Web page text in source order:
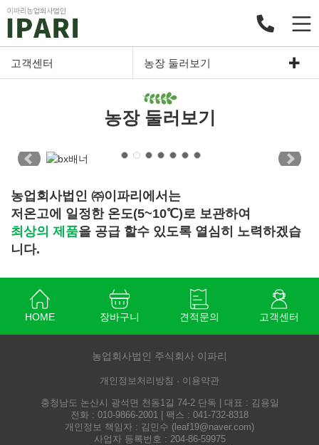
고객센터 농장 둘러보기
농장 둘러보기
농업회사법인 ㈜이파리에서는
저온고에 일정한 온도(5~10℃)로 보관하여
최상의 제품을 공급 할수 있도록 열심히 노력하겠습
니다.
HOME 장바구니 견적문의 고객센터
농업회사법인 주식회사 이파리
개인정보처리방침 · 이용약관
충청남도 논산시 광석면 천동1길 74-2 단독 | 대표 : 김용일
전화 : 010-9866-2001 | 팩스 : 041-732-8318
개인정보 책임자 : 김민수 ( leaf19@naver.com)
사업자 등록번호 : 204-86-59975